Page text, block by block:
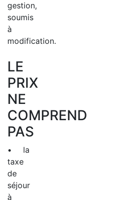
gestion,
soumis
à
modification.
LE
PRIX
NE
COMPREND
PAS
• la
taxe
de
séjour
à